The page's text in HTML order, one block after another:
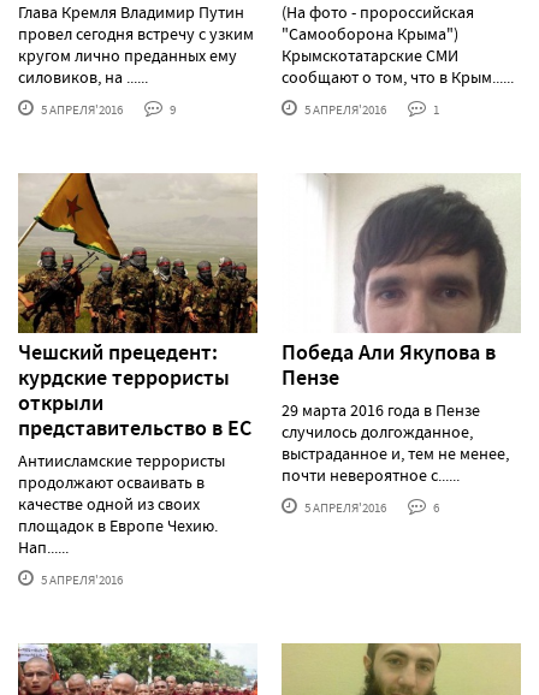
Глава Кремля Владимир Путин
провел сегодня встречу с узким
кругом лично преданных ему
силовиков, на ......
5 АПРЕЛЯ'2016 9
(На фото - пророссийская
"Самооборона Крыма")
Крымскотатарские СМИ
сообщают о том, что в Крым......
5 АПРЕЛЯ'2016 1
Чешский прецедент:
курдские террористы
открыли
представительство в ЕС
Антиисламские террористы
продолжают осваивать в
качестве одной из своих
площадок в Европе Чехию.
Нап......
5 АПРЕЛЯ'2016
Победа Али Якупова в
Пензе
29 марта 2016 года в Пензе
случилось долгожданное,
выстраданное и, тем не менее,
почти невероятное с......
5 АПРЕЛЯ'2016 6